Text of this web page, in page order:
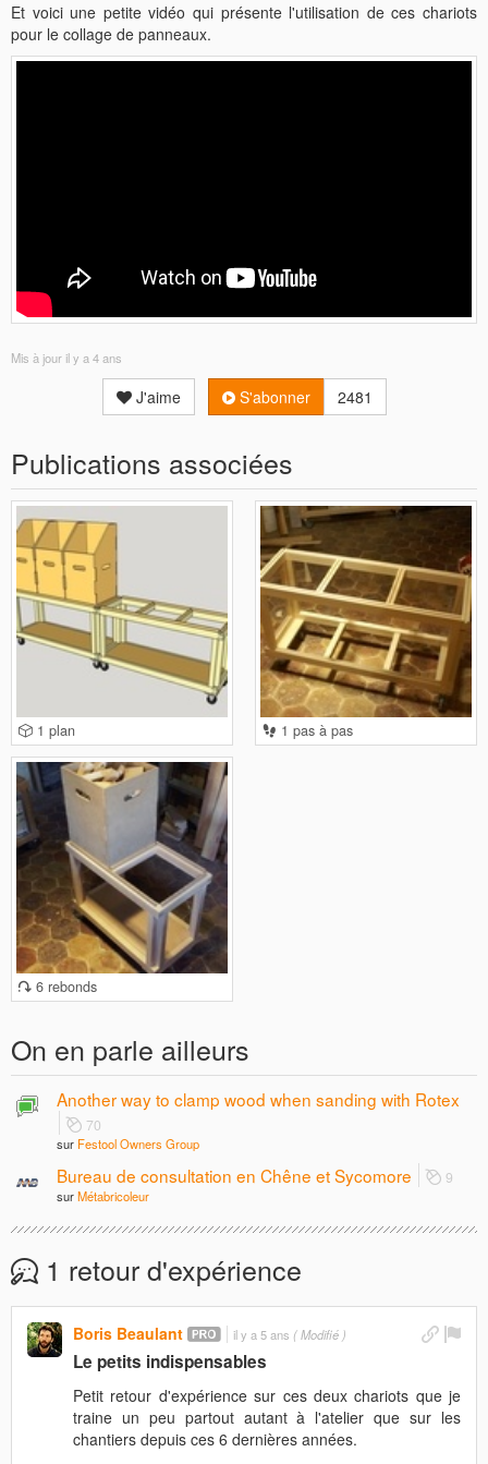
Et voici une petite vidéo qui présente l'utilisation de ces chariots
pour le collage de panneaux.
Mis à jouril y a 4 ans
J'aime S'abonner 2481
Publications associées
1 plan 1 pas à pas
6 rebonds
On en parle ailleurs
Another way to clamp wood when sanding with Rotex
70
sur Festool Owners Group
Bureau de consultation en Chêne et Sycomore 9
surMétabricoleur
1 retour d'expérience
Boris Beaulant il y a 5 ans ( Modifié )
Le petits indispensables
Petit retour d'expérience sur ces deux chariots que je
traine un peu partout autant à l'atelier que sur les
chantiers depuis ces 6 dernières années.